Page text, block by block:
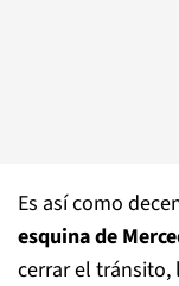
Es así como
esquina de
cerrar el tránsito,